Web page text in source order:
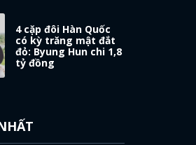
4 cặp đôi Hàn Quốc
có kỳ trăng mật đắt
đỏ: Byung Hun chi 1,8
tỷ đồng